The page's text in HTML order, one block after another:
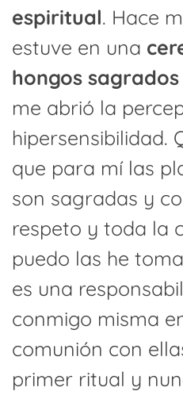
espiritual. Hace
estuve en una
hongos sagrados
me abrió la
hipersensibilidad.
que para mí las
son sagradas y
respeto y toda la
puedo las he
es una
conmigo misma
comunión con
primer ritual y